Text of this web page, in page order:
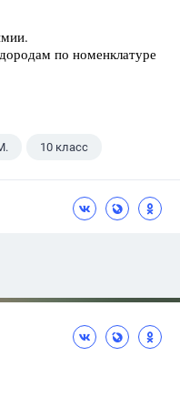
по номенклатуре
10 класс